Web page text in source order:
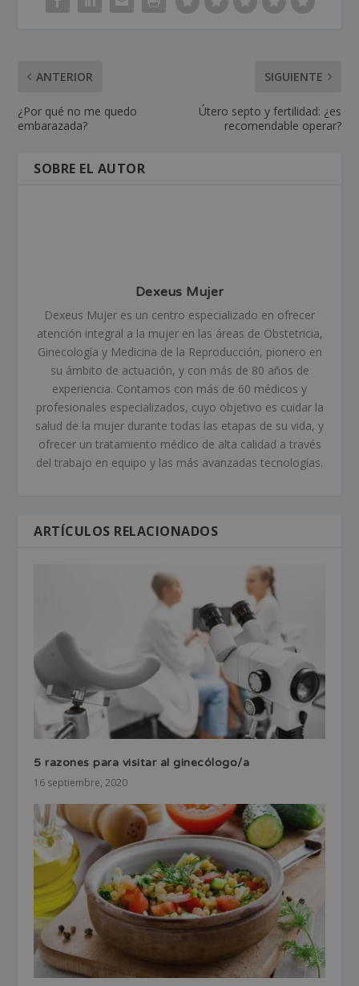
ANTERIOR
¿Por qué no me quedo
embarazada?
SIGUIENTE
Útero septo y fertilidad: ¿es
recomendable operar?
SOBRE EL AUTOR
Dexeus Mujer
Dexeus Mujer es un centro especializado en ofrecer
atención integral a la mujer en las áreas de Obstetricia,
Ginecología y Medicina de la Reproducción, pionero en
su ámbito de actuación, y con más de 80 años de
experiencia. Contamos con más de 60 médicos y
profesionales especializados, cuyo objetivo es cuidar la
salud de la mujer durante todas las etapas de su vida, y
ofrecer un tratamiento médico de alta calidad a través
del trabajo en equipo y las más avanzadas tecnologías.
ARTÍCULOS RELACIONADOS
5 razones para visitar al ginecólogo/a
16 septiembre, 2020